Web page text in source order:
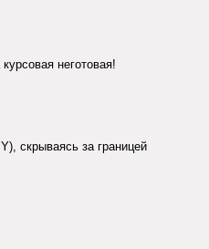
неготовая!
скрываясь за границей